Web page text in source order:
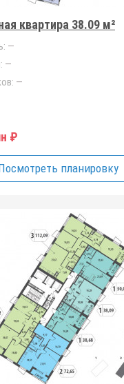
квартира 38.09 м²
—
—
—
₽
планировку